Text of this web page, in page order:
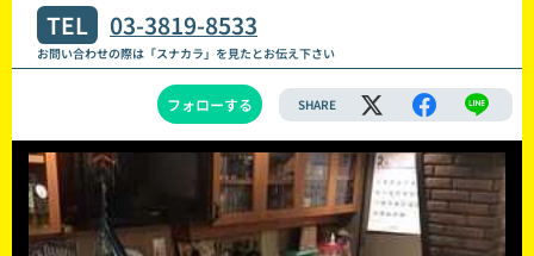
TEL 03-3819-8533
お問い合わせの際は「スナカラ」を見たとお伝え下さい
フォローする SHARE